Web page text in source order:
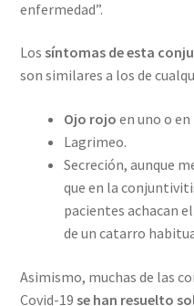
enfermedad”.
Los síntomas de esta
son similares a los de
Ojo rojo en uno o
Lagrimeo.
Secreción, aunque
que en la
pacientes achacan
de un catarro
Asimismo, muchas de las
Covid-19 se han resuelto